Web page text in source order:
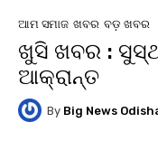
ଆମ ସମାଜ ଖବର ବଡ଼ ଖବର
ଖୁସି ଖବର :
ଆକ୍ରାନ୍ତ
By Big News